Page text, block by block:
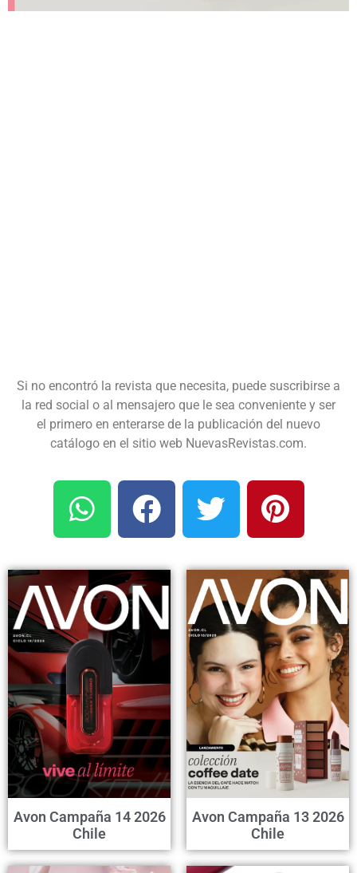
Si no encontró la revista que necesita, puede suscribirse a
la red social o al mensajero que le sea conveniente y ser
el primero en enterarse de la publicación del nuevo
catálogo en el sitio web NuevasRevistas.com.
Avon Campaña 14 2026
Chile
Avon Campaña 13 2026
Chile